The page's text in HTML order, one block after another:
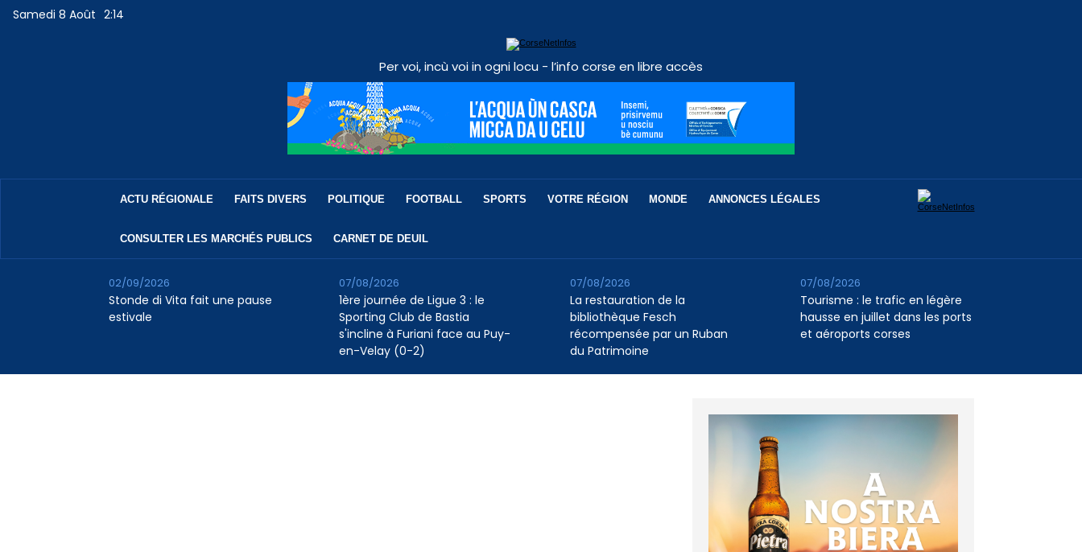
Samedi 8 Août 2:14
Per voi, incù voi in ogni locu - l’info corse en libre accès
ACTU RÉGIONALE FAITS DIVERS POLITIQUE FOOTBALL SPORTS VOTRE RÉGION MONDE ANNONCES LÉGALES
CONSULTER LES MARCHÉS PUBLICS CARNET DE DEUIL
Stonde di Vita fait une pause
estivale
02/09/2026
1ère journée de Ligue 3 : le
Sporting Club de Bastia
s'incline à Furiani face au Puy-
en-Velay (0-2)
07/08/2026
La restauration de la
bibliothèque Fesch
récompensée par un Ruban
du Patrimoine
07/08/2026
Tourisme : le trafic en légère
hausse en juillet dans les ports
et aéroports corses
07/08/2026